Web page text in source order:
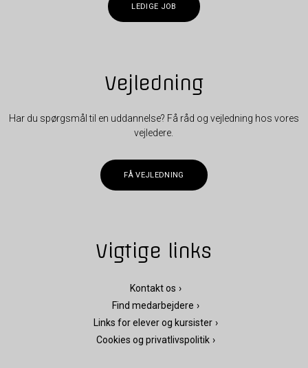
LEDIGE JOB
Vejledning
Har du spørgsmål til en uddannelse? Få råd og vejledning hos vores
vejledere.
FÅ VEJLEDNING
Vigtige links
Kontakt os
Find medarbejdere
Links for elever og kursister
Cookies og privatlivspolitik